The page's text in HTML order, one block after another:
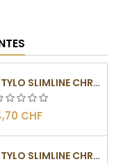
STYLO SLIMLINE CHROMÉ
CHF
STYLO SLIMLINE CHROMÉ NOIR